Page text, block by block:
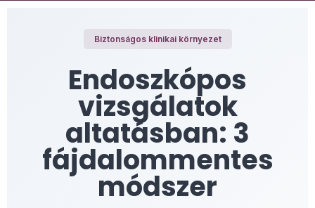
Biztonságos klinikai környezet
Endoszkópos
vizsgálatok
altatásban: 3
fájdalommentes
módszer